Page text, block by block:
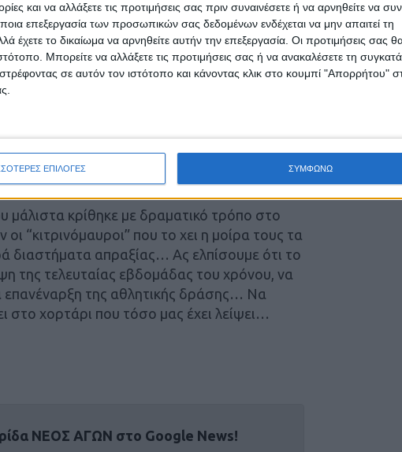
και να αλλάξετε τις προτιμήσεις σας πριν συναινέσετε ή να αρνηθείτε να
επεξεργασία των προσωπικών σας δεδομένων ενδέχεται να μην απαιτεί τη
έχετε το δικαίωμα να αρνηθείτε αυτήν την επεξεργασία. Οι προτιμήσεις σας
Μπορείτε να αλλάξετε τις προτιμήσεις σας ή να ανακαλέσετε τη
σε αυτόν τον ιστότοπο και κάνοντας κλικ στο κουμπί "Απορρήτου"
ΕΠΙΛΟΓΕΣ ΣΥΜΦΩΝΩ
ένα σωρό χρήματα από το περασμένο
ενώ για τους φιλάθλους, δεν το συζητάμε, θ’
τους δια ζώσης σε αθλητικά γεγονότα!
που έχουν πληγεί πάρα πολύ απ’ αυτή την
και μετά μπήκε σ’ έναν σχεδιασμό με
ομάδας που επιδιώκει τον
“περίπατο” πριν καλά καλά
κρίθηκε με δραματικό τρόπο στο
“κιτρινόμαυροι” που το χει η μοίρα τους τα
διαστήματα απραξίας… Ας ελπίσουμε ότι το
της τελευταίας εβδομάδας του χρόνου, να
επανέναρξη της αθλητικής δράσης… Να
στο χορτάρι που τόσο μας έχει λείψει…
ΝΕΟΣ ΑΓΩΝ στο Google News!